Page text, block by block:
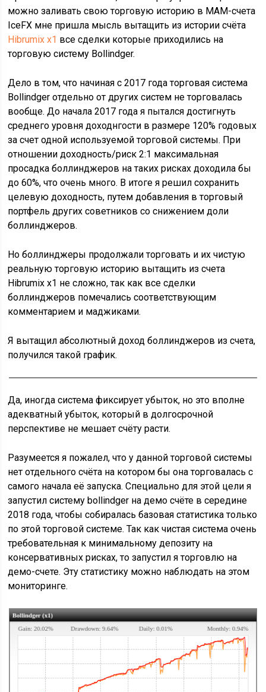
можно заливать свою торговую историю в МАМ-счета
IceFX мне пришла мысль вытащить из истории счёта
Hibrumix x1 все сделки которые приходились на
торговую систему Bollindger.
Дело в том, что начиная с 2017 года торговая система
Bollindger отдельно от других систем не торговалась
вообще. До начала 2017 года я пытался достигнуть
среднего уровня доходнгости в размере 120% годовых
за счет одной используемой торговой системы. При
отношении доходность/риск 2:1 максимальная
просадка боллинджеров на таких рисках доходила бы
до 60%, что очень много. В итоге я решил сохранить
целевую доходность, путем добавления в торговый
портфель других советников со снижением доли
боллинджеров.
Но боллинджеры продолжали торговать и их чистую
реальную торговую историю вытащить из счета
Hibrumix x1 не сложно, так как все сделки
боллинджеров помечались соответствующим
комментарием и маджиками.
Я вытащил абсолютный доход боллинджеров из счета,
получился такой график.
Да, иногда система фиксирует убыток, но это вполне
адекватный убыток, который в долгосрочной
перспективе не мешает счёту расти.
Разумеется я пожалел, что у данной торговой системы
нет отдельного счёта на котором бы она торговалась с
самого начала её запуска. Специально для этой цели я
запустил систему bollindger на демо счёте в середине
2018 года, чтобы собиралась базовая статистика только
по этой торговой системе. Так как чистая система очень
требовательная к минимальному депозиту на
консервативных рисках, то запустил я торговлю на
демо-счете. Эту статистику можно наблюдать на этом
мониторинге.